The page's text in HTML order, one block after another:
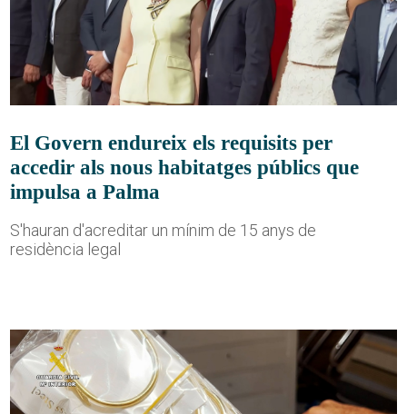
El Govern endureix els requisits per
accedir als nous habitatges públics que
impulsa a Palma
S'hauran d'acreditar un mínim de 15 anys de
residència legal